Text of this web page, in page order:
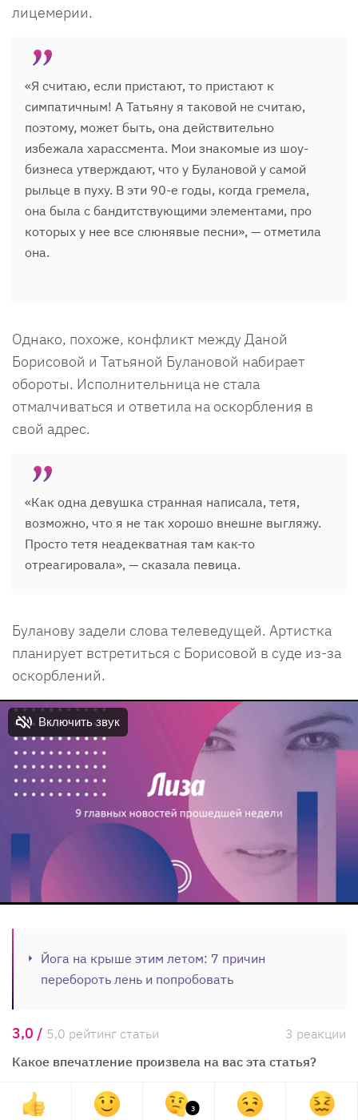
лицемерии.
«Я считаю, если пристают, то пристают к
симпатичным! А Татьяну я таковой не считаю,
поэтому, может быть, она действительно
избежала харассмента. Мои знакомые из шоу-
бизнеса утверждают, что у Булановой у самой
рыльце в пуху. В эти 90-е годы, когда гремела,
она была с бандитствующими элементами, про
которых у нее все слюнявые песни», — отметила
она.
Однако, похоже, конфликт между Даной
Борисовой и Татьяной Булановой набирает
обороты. Исполнительница не стала
отмалчиваться и ответила на оскорбления в
свой адрес.
«Как одна девушка странная написала, тетя,
возможно, что я не так хорошо внешне выгляжу.
Просто тетя неадекватная там как-то
отреагировала», — сказала певица.
Буланову задели слова телеведущей. Артистка
планирует встретиться с Борисовой в суде из-за
оскорблений.
Йога на крыше этим летом: 7 причин
перебороть лень и попробовать
3,0 / 5,0 рейтинг статьи
3 реакции
Какое впечатление произвела на вас эта статья?
3